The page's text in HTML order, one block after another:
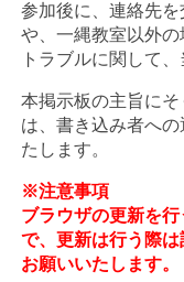
参加後に、連絡先
や、一縄教室以外の
トラブルに関して
本掲示板の主旨に
は、書き込み者へ
たします。
※注意事項
ブラウザの更新を
で、更新は行う際
お願いいたします。